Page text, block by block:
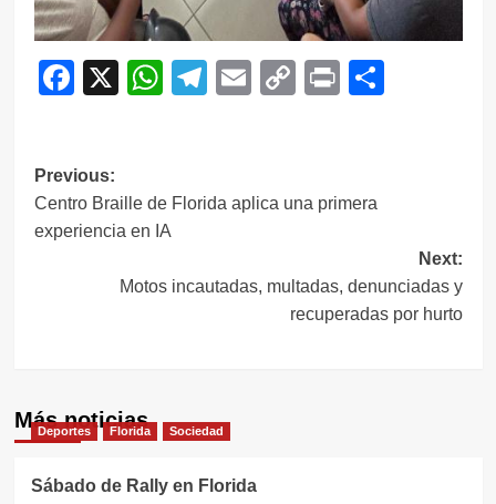
Facebook
X WhatsApp
Telegram
EmailCopy
Print
Navegación
de
entradas
Previous:
Centro Braille de Florida aplica una primera
experiencia en IA
Next:
Motos incautadas, multadas, denunciadas y
recuperadas por hurto
Más noticias
Deportes Florida Sociedad
Sábado de Rally en Florida